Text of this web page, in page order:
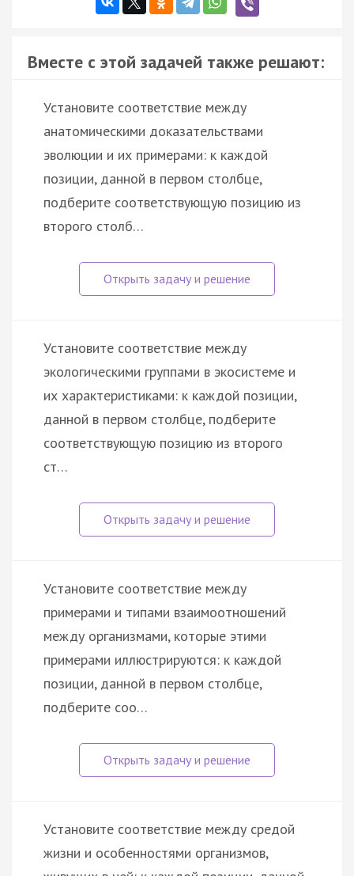
Вместе с этой задачей также решают:
Установите соответствие между
анатомическими доказательствами
эволюции и их примерами: к каждой
позиции, данной в первом столбце,
подберите соответствующую позицию из
второго столб…
Установите соответствие между
экологическими группами в экосистеме и
их характеристиками: к каждой позиции,
данной в первом столбце, подберите
соответствующую позицию из второго
ст…
Установите соответствие между
примерами и типами взаимоотношений
между организмами, которые этими
примерами иллюстрируются: к каждой
позиции, данной в первом столбце,
подберите соо…
Установите соответствие между средой
жизни и особенностями организмов,